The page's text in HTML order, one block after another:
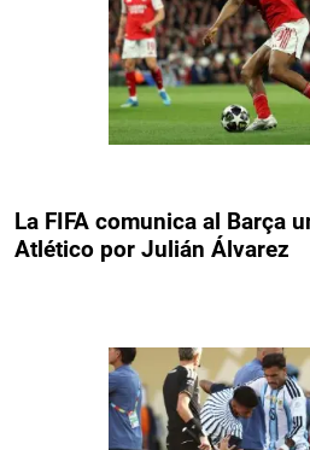
La FIFA comunica al Barça
Atlético por Julián Álvarez